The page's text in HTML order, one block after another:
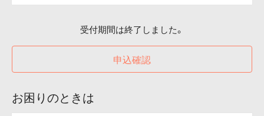
受付期間は終了しました。
申込確認
お困りのときは